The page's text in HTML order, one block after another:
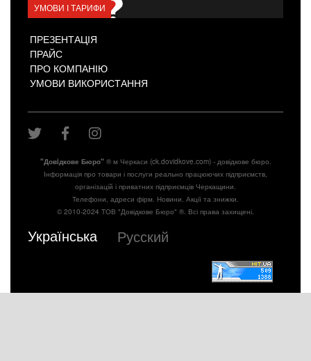
УМОВИ І ТАРИФИ
ПРЕЗЕНТАЦІЯ
ПРАЙС
ПРО КОМПАНІЮ
УМОВИ ВИКОРИСТАННЯ
"Довiдкове Бюро"® м Черкаси (ck.dovidkove.com) - довідкове бюро.
Інформація про товари і послуги реально працюючих підприємств,
організацій і приватних підприємців Черкащини.
Телефони, адреси фірм. Новини. Акції та знижки.
© 2010-2024 ТОВ "Довідкове Бюро" ®. Всі права захищені.
Українська Русский